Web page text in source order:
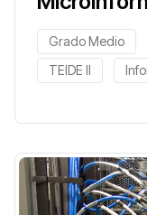
Grado Medio
TEIDE II